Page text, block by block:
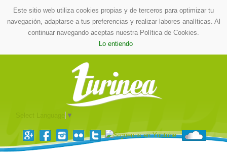
Este sitio web utiliza cookies propias y de terceros para optimizar tu
navegación, adaptarse a tus preferencias y realizar labores analíticas. Al
continuar navegando aceptas nuestra Política de Cookies.
Lo entiendo
▼